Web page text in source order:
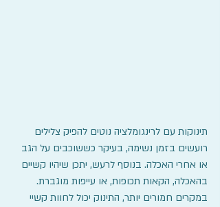
תינוקות עם לרינגומלציה נוטים להפיק צלילים
רועשים בזמן נשימה, בעיקר כששוכבים על הגב
או אחרי האכלה. בנוסף לרעש, יתכן שיהיו קשיים
בהאכלה, הקאות תכופות, או עייפות מוגברת.
במקרים חמורים יותר, התינוק יכול לחוות קשיי